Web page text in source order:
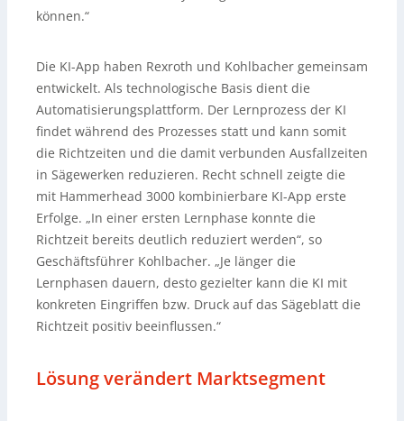
können.“
Die KI-App haben Rexroth und Kohlbacher gemeinsam
entwickelt. Als technologische Basis dient die
Automatisierungsplattform. Der Lernprozess der KI
findet während des Prozesses statt und kann somit
die Richtzeiten und die damit verbunden Ausfallzeiten
in Sägewerken reduzieren. Recht schnell zeigte die
mit Hammerhead 3000 kombinierbare KI-App erste
Erfolge. „In einer ersten Lernphase konnte die
Richtzeit bereits deutlich reduziert werden“, so
Geschäftsführer Kohlbacher. „Je länger die
Lernphasen dauern, desto gezielter kann die KI mit
konkreten Eingriffen bzw. Druck auf das Sägeblatt die
Richtzeit positiv beeinflussen.“
Lösung verändert Marktsegment